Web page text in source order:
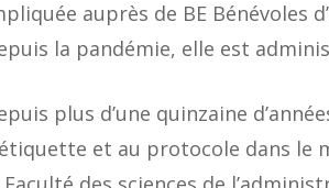
auprès de BE Bénévoles
la pandémie, elle est
plus d’une quinzaine
et au protocole dans le